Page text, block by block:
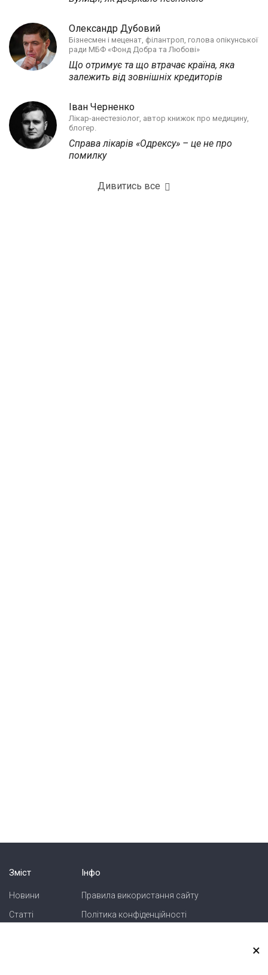
Олександр Дубовий
Бізнесмен і меценат, філантроп, голова опікунської
ради МБФ «Фонд Добра та Любові»
Що отримує та що втрачає країна, яка
залежить від зовнішніх кредиторів
Іван Черненко
Лікар-анестезіолог, автор книжок про медицину,
блогер.
Справа лікарів «Одрексу» – це не про
помилку
Дивитись все
Зміст
Новини
Статті
Інфо
Правила використання сайту
Політика конфіденційності
×